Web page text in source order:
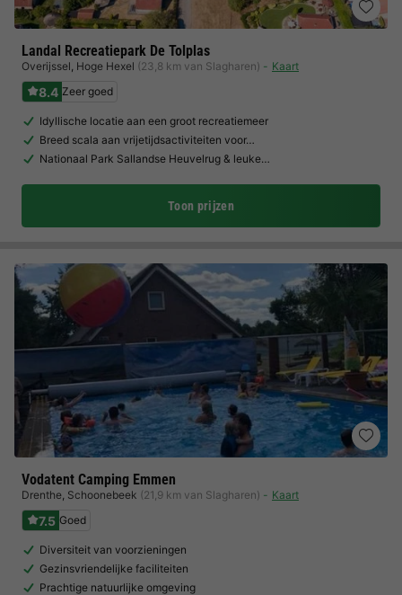
Landal Recreatiepark De Tolplas
Overijssel, Hoge Hexel (23,8 km van Slagharen) Kaart
8.4 Zeer goed
Idyllische locatie aan een groot recreatiemeer
Breed scala aan vrijetijdsactiviteiten voor…
Nationaal Park Sallandse Heuvelrug & leuke…
Toon prijzen
Vodatent Camping Emmen
Drenthe, Schoonebeek (21,9 km van Slagharen) Kaart
7.5 Goed
Diversiteit van voorzieningen
Gezinsvriendelijke faciliteiten
Prachtige natuurlijke omgeving